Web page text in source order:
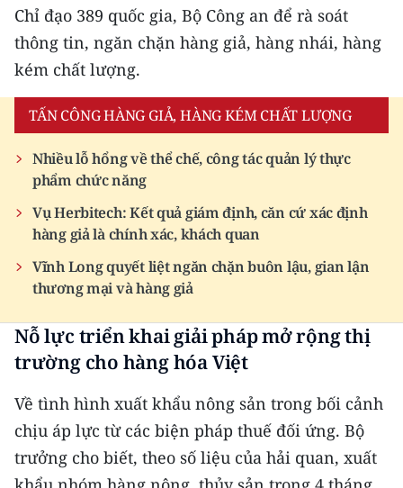
Chỉ đạo 389 quốc gia, Bộ Công an để rà soát
thông tin, ngăn chặn hàng giả, hàng nhái, hàng
kém chất lượng.
TẤN CÔNG HÀNG GIẢ, HÀNG KÉM CHẤT LƯỢNG
Nhiều lỗ hổng về thể chế, công tác quản lý thực
phẩm chức năng
Vụ Herbitech: Kết quả giám định, căn cứ xác định
hàng giả là chính xác, khách quan
Vĩnh Long quyết liệt ngăn chặn buôn lậu, gian lận
thương mại và hàng giả
Nỗ lực triển khai giải pháp mở rộng thị
trường cho hàng hóa Việt
Về tình hình xuất khẩu nông sản trong bối cảnh
chịu áp lực từ các biện pháp thuế đối ứng. Bộ
trưởng cho biết, theo số liệu của hải quan, xuất